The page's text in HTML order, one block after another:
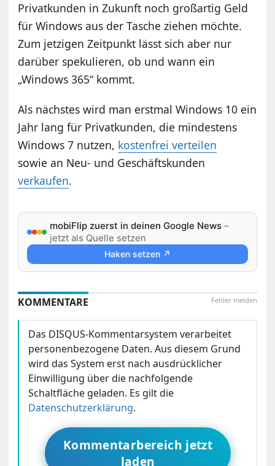
Privatkunden in Zukunft noch großartig Geld
für Windows aus der Tasche ziehen möchte.
Zum jetzigen Zeitpunkt lässt sich aber nur
darüber spekulieren, ob und wann ein
„Windows 365“ kommt.
Als nächstes wird man erstmal Windows 10 ein
Jahr lang für Privatkunden, die mindestens
Windows 7 nutzen, kostenfrei verteilen
sowie an Neu- und Geschäftskunden
verkaufen.
mobiFlip zuerst in deinen Google News –
jetzt als Quelle setzen
Haken setzen ↗
Fehler melden
KOMMENTARE
Das DISQUS-Kommentarsystem verarbeitet
personenbezogene Daten. Aus diesem Grund
wird das System erst nach ausdrücklicher
Einwilligung über die nachfolgende
Schaltfläche geladen. Es gilt die
Datenschutzerklärung.
Kommentarbereich jetzt
laden